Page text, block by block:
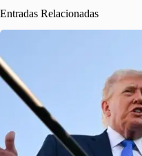
Entradas Relacionadas